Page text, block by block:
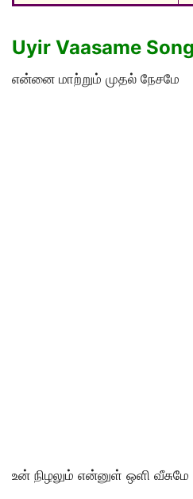
Uyir Vaasame
என்னை மாற்றும் முதல் நேசமே
உன் நிழலும் என்னுள் ஒளி வீசுமே